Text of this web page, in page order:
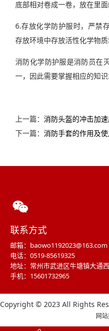
底部相对卷成一卷，放在里面
6.存放化学防护服时，严禁
存放环境中存放活性化学物质
消防化学防护服是消防员在
一，因此需要掌握相应的知
上一篇： 消防头盔的冲击加
下一篇： 消防手套的作用及使
联系方式
邮箱：baowo1192023@163.com
电话：0519-85619325
地址：常州市武进区牛塘镇大通
手机：15601732965
Copyright © 2023 All Rights
网